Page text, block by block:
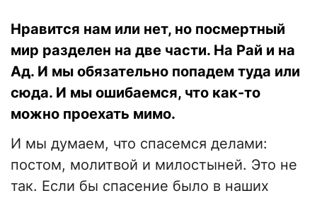
Нравится нам или нет, но посмертный
мир разделен на две части. На Рай и на
Ад. И мы обязательно попадем туда или
сюда. И мы ошибаемся, что как-то
можно проехать мимо.
И мы думаем, что спасемся делами:
постом, молитвой и милостыней. Это не
так. Если бы спасение было в наших